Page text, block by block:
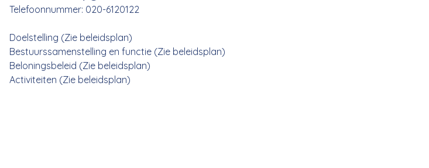
Telefoonnummer: 020-6120122
Doelstelling (Zie beleidsplan)
Bestuurssamenstelling en functie (Zie beleidsplan)
Beloningsbeleid (Zie beleidsplan)
Activiteiten (Zie beleidsplan)